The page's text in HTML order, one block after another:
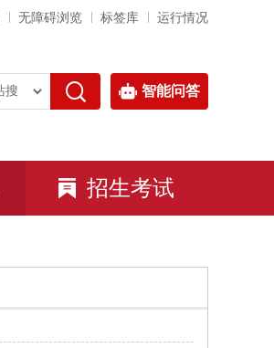
无障碍浏览 标签库 运行情况
智能问答
招生考试